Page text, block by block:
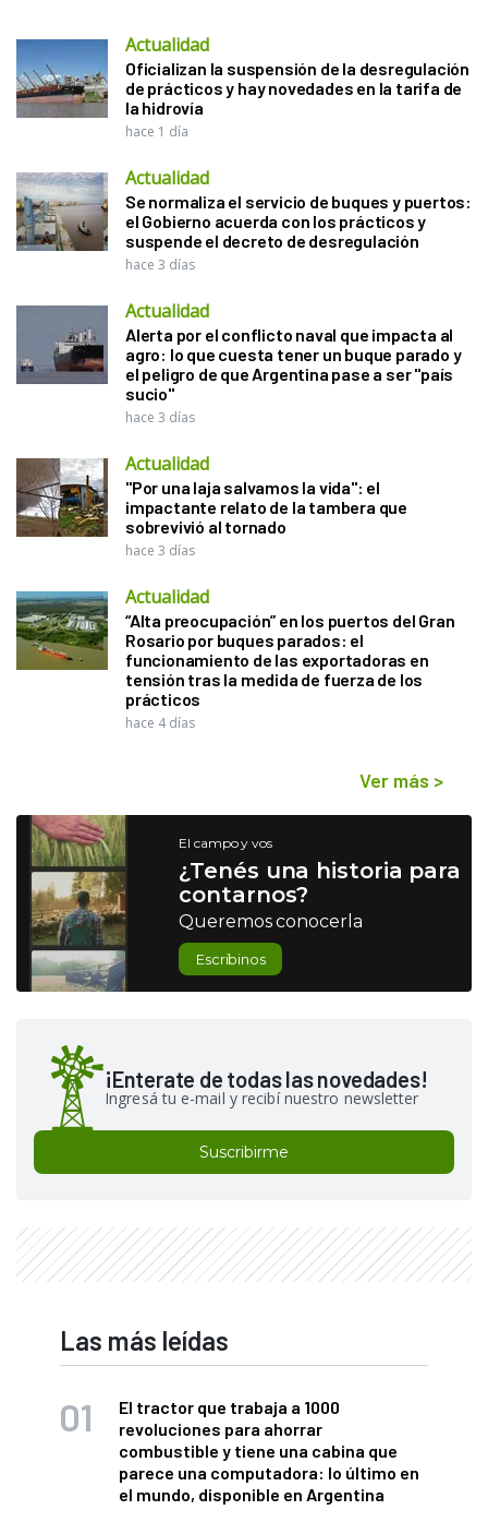
Actualidad
Oficializan la suspensión de la desregulación
de prácticos y hay novedades en la tarifa de
la hidrovía
hace 1 día
Actualidad
Se normaliza el servicio de buques y puertos:
el Gobierno acuerda con los prácticos y
suspende el decreto de desregulación
hace 3 días
Actualidad
Alerta por el conflicto naval que impacta al
agro: lo que cuesta tener un buque parado y
el peligro de que Argentina pase a ser "país
sucio"
hace 3 días
Actualidad
"Por una laja salvamos la vida": el
impactante relato de la tambera que
sobrevivió al tornado
hace 3 días
Actualidad
“Alta preocupación” en los puertos del Gran
Rosario por buques parados: el
funcionamiento de las exportadoras en
tensión tras la medida de fuerza de los
prácticos
hace 4 días
Ver más >
El campo y vos
¿Tenés una historia para
contarnos?
Queremos conocerla
Escribinos
¡Enterate de todas las novedades!
Ingresá tu e-mail y recibí nuestro newsletter
Suscribirme
Las más leídas
El tractor que trabaja a 1000
revoluciones para ahorrar
combustible y tiene una cabina que
parece una computadora: lo último en
el mundo, disponible en Argentina